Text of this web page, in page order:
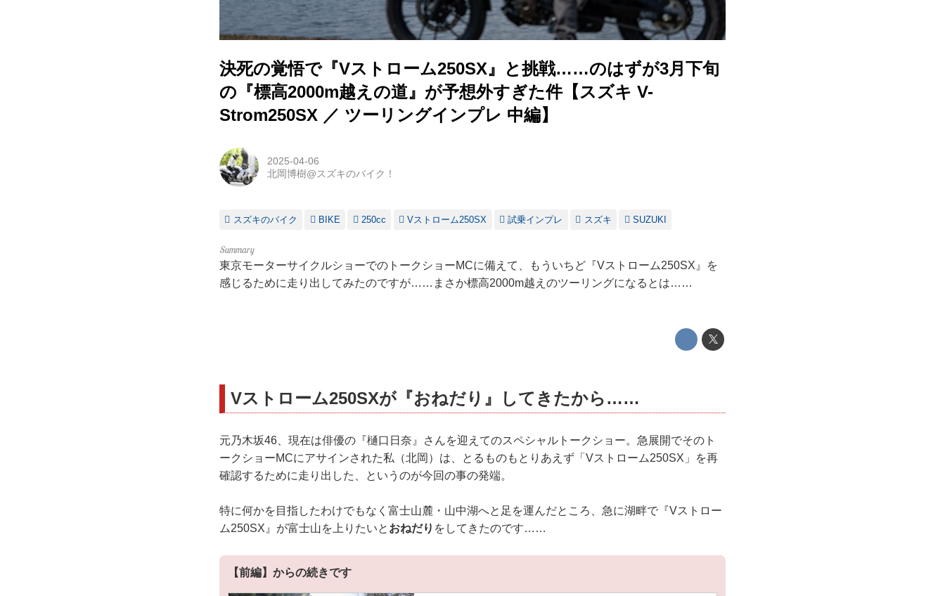
決死の覚悟で『Vストローム250SX』と挑戦……のはずが3月下旬
の『標高2000m越えの道』が予想外すぎた件【スズキ V-
Strom250SX ／ ツーリングインプレ 中編】
2025-04-06
北岡博樹@スズキのバイク！
スズキのバイク BIKE 250cc Vストローム250SX 試乗インプレ スズキ SUZUKI
東京モーターサイクルショーでのトークショーMCに備えて、もういちど『Vストローム250SX』を
感じるために走り出してみたのですが……まさか標高2000m越えのツーリングになるとは……
Vストローム250SXが『おねだり』してきたから……
元乃木坂46、現在は俳優の『樋口日奈』さんを迎えてのスペシャルトークショー。急展開でそのト
ークショーMCにアサインされた私（北岡）は、とるものもとりあえず「Vストローム250SX」を再
確認するために走り出した、というのが今回の事の発端。
特に何かを目指したわけでもなく富士山麓・山中湖へと足を運んだところ、急に湖畔で『Vストロー
ム250SX』が富士山を上りたいと おねだり をしてきたのです……
【前編】からの続きです